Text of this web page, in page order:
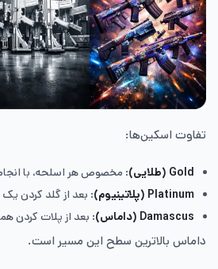
تفاوت اسکین‌ها:
Gold ( طلایی): مخصوص هر اسلحه، با
Platinum ( پلاتینیوم): بعد از گلد کردن
Damascus ( داماس): بعد از پلات کردن
داماس بالاترین سطح این مسیر است.